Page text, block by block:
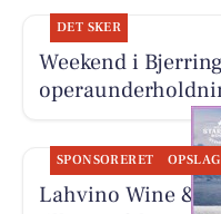
DET SKER
Weekend i
SPONSORERET
Lahvino Wine &